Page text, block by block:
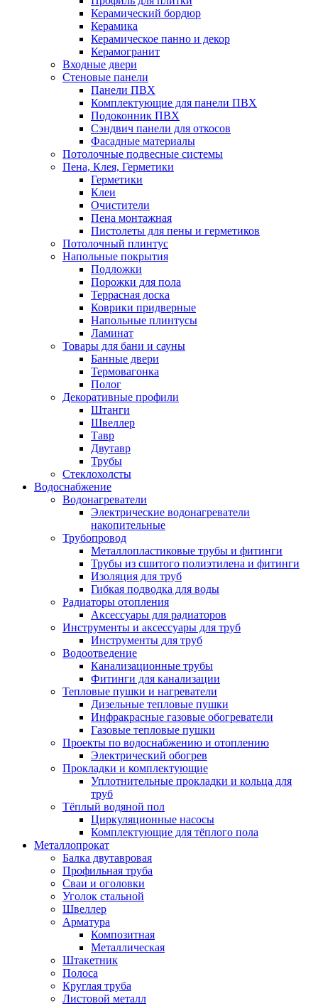
Керамический бордюр
Керамика
Керамическое панно и декор
Керамогранит
Входные двери
Стеновые панели
Панели ПВХ
Комплектующие для панели ПВХ
Подоконник ПВХ
Сэндвич панели для откосов
Фасадные материалы
Потолочные подвесные системы
Пена, Клея, Герметики
Герметики
Клеи
Очистители
Пена монтажная
Пистолеты для пены и герметиков
Потолочный плинтус
Напольные покрытия
Подложки
Порожки для пола
Террасная доска
Коврики придверные
Напольные плинтусы
Ламинат
Товары для бани и сауны
Банные двери
Термовагонка
Полог
Декоративные профили
Штанги
Швеллер
Тавр
Двутавр
Трубы
Стеклохолсты
Водоснабжение
Водонагреватели
Электрические водонагреватели
накопительные
Трубопровод
Металлопластиковые трубы и фитинги
Трубы из сшитого полиэтилена и фитинги
Изоляция для труб
Гибкая подводка для воды
Радиаторы отопления
Аксессуары для радиаторов
Инструменты и аксессуары для труб
Инструменты для труб
Водоотведение
Канализационные трубы
Фитинги для канализации
Тепловые пушки и нагреватели
Дизельные тепловые пушки
Инфракрасные газовые обогреватели
Газовые тепловые пушки
Проекты по водоснабжению и отоплению
Электрический обогрев
Прокладки и комплектующие
Уплотнительные прокладки и кольца для
труб
Тёплый водяной пол
Циркуляционные насосы
Комплектующие для тёплого пола
Металлопрокат
Балка двутавровая
Профильная труба
Сваи и оголовки
Уголок стальной
Швеллер
Арматура
Композитная
Металлическая
Штакетник
Полоса
Круглая труба
Листовой металл